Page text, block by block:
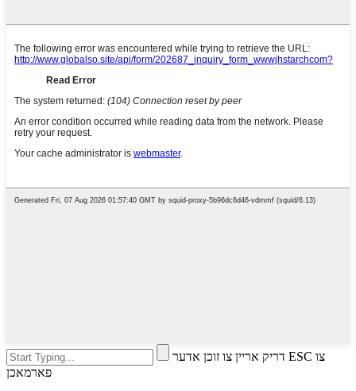
דריק אריין צו זוכן אדער ESC צו
פארמאכן